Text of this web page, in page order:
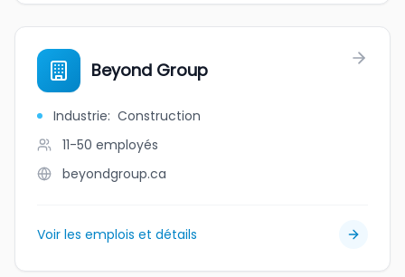
Beyond Group
Industrie: Construction
11-50 employés
beyondgroup.ca
Voir les emplois et détails